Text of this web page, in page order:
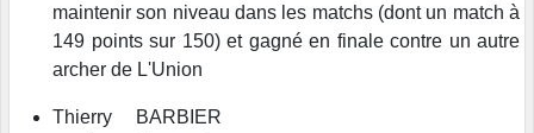
maintenir son niveau dans les matchs (dont un match à
149 points sur 150) et gagné en finale contre un autre
archer de L'Union
Thierry BARBIER